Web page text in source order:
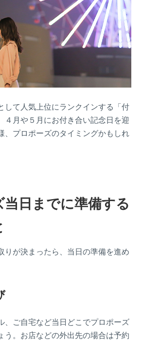
して人気上位にランクインする「付
４月や５月にお付き合い記念日を迎
、プロポーズのタイミングかもしれ
日までに準備する
りが決まったら、当日の準備を進め
、ご自宅など当日どこでプロポーズ
う。お店などの外出先の場合は予約